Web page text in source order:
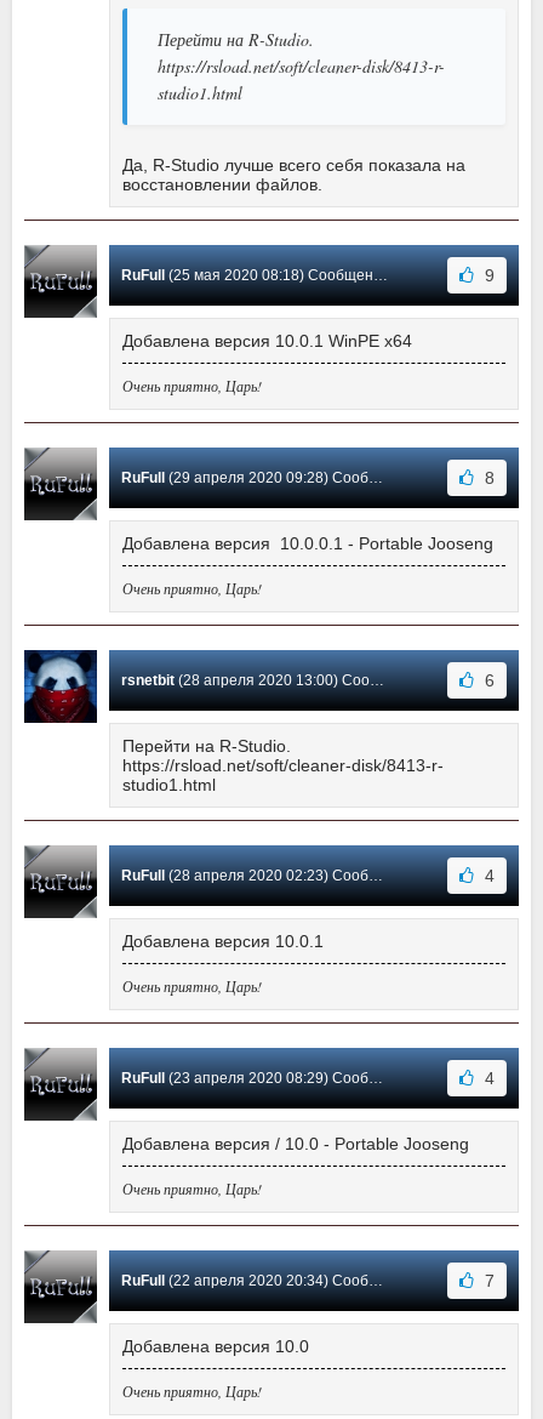
Перейти на R-Studio.
https://rsload.net/soft/cleaner-disk/8413-r-
studio1.html
Да, R-Studio лучше всего себя показала на
восстановлении файлов.
RuFull(25 мая 2020 08:18) Сообщение #32 9
Добавлена версия 10.0.1 WinPE x64
Очень приятно, Царь!
RuFull(29 апреля 2020 09:28) Сообщение #31 8
Добавлена версия 10.0.0.1 - Portable Jooseng
Очень приятно, Царь!
rsnetbit(28 апреля 2020 13:00) Сообщение #30 6
Перейти на R-Studio.
https://rsload.net/soft/cleaner-disk/8413-r-
studio1.html
RuFull(28 апреля 2020 02:23) Сообщение #29 4
Добавлена версия 10.0.1
Очень приятно, Царь!
RuFull(23 апреля 2020 08:29) Сообщение #28 4
Добавлена версия / 10.0 - Portable Jooseng
Очень приятно, Царь!
RuFull(22 апреля 2020 20:34) Сообщение #27 7
Добавлена версия 10.0
Очень приятно, Царь!